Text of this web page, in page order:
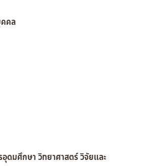
คล
ดมศึกษา วิทยาศาสตร์ วิจัยและ